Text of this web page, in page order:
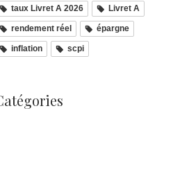
taux Livret A 2026 Livret A
rendement réel épargne
inflation scpi